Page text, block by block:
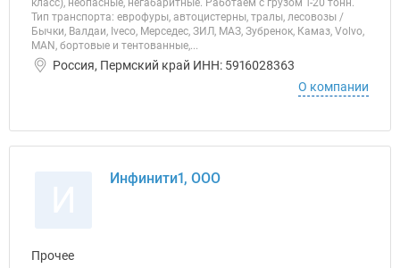
класс), неопасные, негабаритные. Работаем с грузом 1-20 тонн.
Тип транспорта: еврофуры, автоцистерны, тралы, лесовозы /
Бычки, Валдаи, Iveco, Мерседес, ЗИЛ, МАЗ, Зубренок, Камаз, Volvo,
MAN, бортовые и тентованные,...
Россия, Пермский край ИНН: 5916028363
О компании
Инфинити1, ООО
Прочее